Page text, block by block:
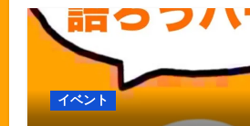
イベント